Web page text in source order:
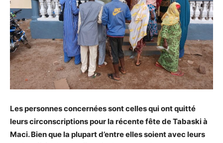
Les personnes concernées sont celles qui ont quitté
leurs circonscriptions pour la récente fête de Tabaski à
Maci. Bien que la plupart d’entre elles soient avec leurs